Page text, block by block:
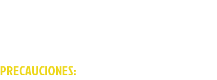
PRECAUCIONES: